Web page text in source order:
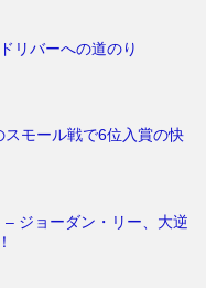
リバーへの道のり
モール戦で6位入賞の快
ジョーダン・リー、大逆